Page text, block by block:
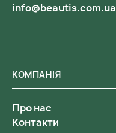
КОМПАНІЯ
Про нас
Контакти
info@beautis.com.ua